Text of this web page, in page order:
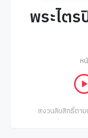
พระไต
ห
สงวนลิขสิทธิ์ต